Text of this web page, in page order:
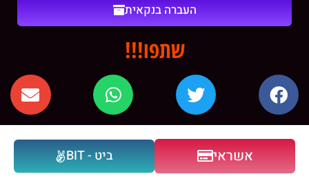
העברה בנקאית
שתפו!!!
אשראי ביט - BIT